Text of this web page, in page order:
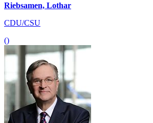
Riebsamen, Lothar
CDU/CSU
()